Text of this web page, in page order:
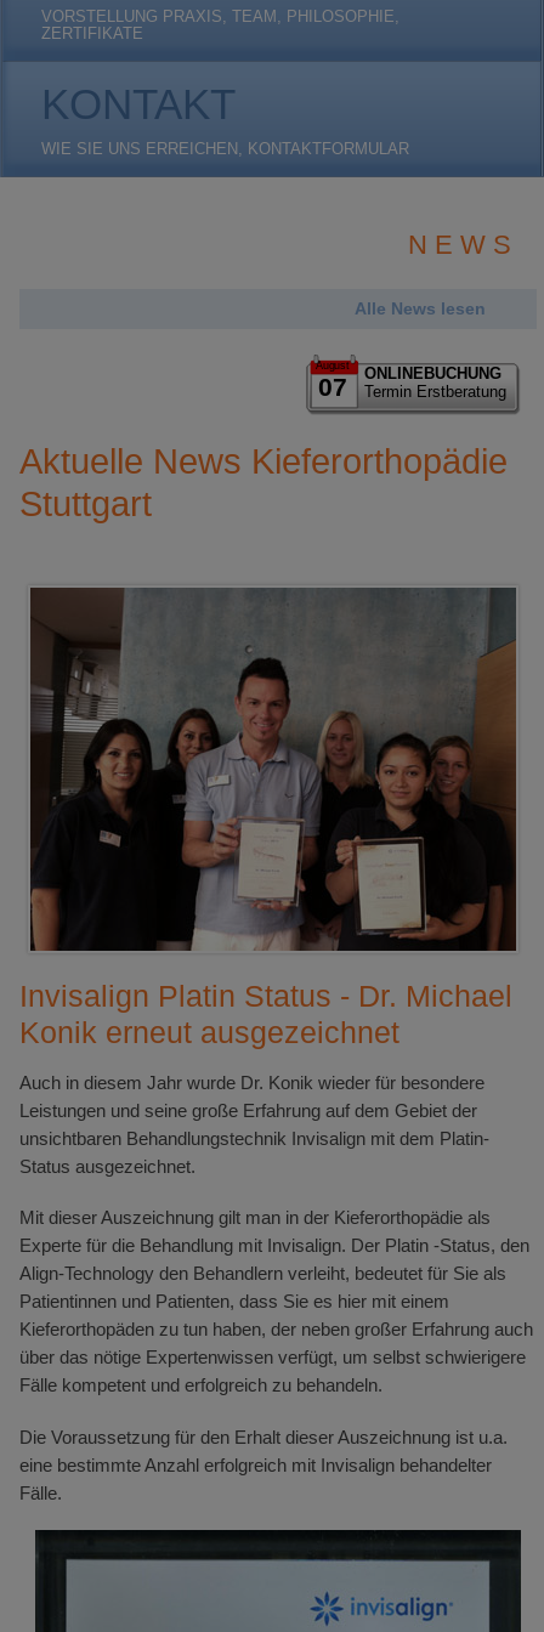
VORSTELLUNG PRAXIS, TEAM, PHILOSOPHIE,
ZERTIFIKATE
KONTAKT
WIE SIE UNS ERREICHEN, KONTAKTFORMULAR
N E W S
Alle News lesen
August
07
ONLINEBUCHUNG
Termin Erstberatung
Aktuelle News Kieferorthopädie
Stuttgart
Invisalign Platin Status - Dr. Michael
Konik erneut ausgezeichnet
Auch in diesem Jahr wurde Dr. Konik wieder für besondere
Leistungen und seine große Erfahrung auf dem Gebiet der
unsichtbaren Behandlungstechnik Invisalign mit dem Platin-
Status ausgezeichnet.
Mit dieser Auszeichnung gilt man in der Kieferorthopädie als
Experte für die Behandlung mit Invisalign. Der Platin -Status, den
Align-Technology den Behandlern verleiht, bedeutet für Sie als
Patientinnen und Patienten, dass Sie es hier mit einem
Kieferorthopäden zu tun haben, der neben großer Erfahrung auch
über das nötige Expertenwissen verfügt, um selbst schwierigere
Fälle kompetent und erfolgreich zu behandeln.
Die Voraussetzung für den Erhalt dieser Auszeichnung ist u.a.
eine bestimmte Anzahl erfolgreich mit Invisalign behandelter
Fälle.